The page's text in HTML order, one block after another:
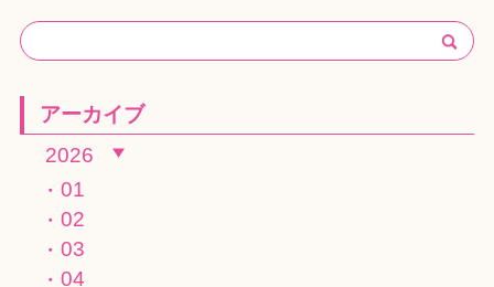
アーカイブ
2026
01
02
03
04